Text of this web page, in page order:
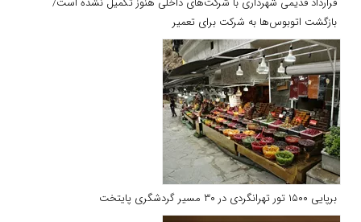
بازگشت اتوبوس‌ها به شرکت برای تعمیر
برپایی ۱۵۰۰ تور تهرانگردی در ۳۰ مسیر گردشگری پایتخت